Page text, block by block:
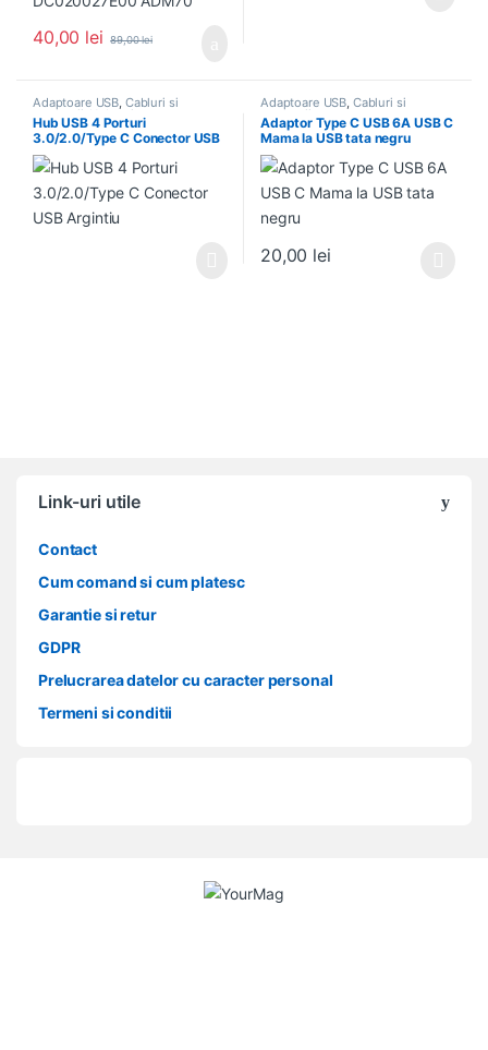
40,00 lei 89,00lei
Adaptoare USB, Cabluri si
accesorii, Hub-uri
Hub USB 4 Porturi
3.0/2.0/Type C Conector USB
Argintiu
Adaptoare USB, Cabluri si
accesorii
Adaptor Type C USB 6A USB C
Mama la USB tata negru
20,00 lei
Acest produs are mai multe
Link-uri utile
Contact
Cum comand si cum platesc
Garantie si retur
GDPR
Prelucrarea datelor cu caracter personal
Termeni si conditii